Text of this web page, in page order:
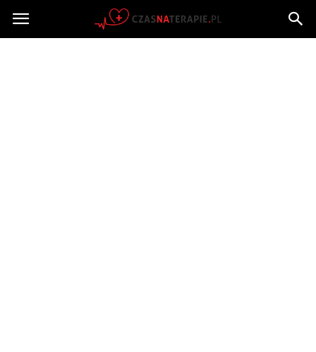
Czasnaterapie.pl